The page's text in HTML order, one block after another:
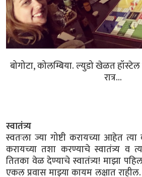
बोगोटा, कोलम्बिया. ल्युडो खेळत हॉस्टेल
रात्र...
स्वातंत्र्य
स्वतःला ज्या गोष्टी करायच्या आहेत
करायच्या तशा करण्याचे स्वातंत्र्य व
तितका वेळ देण्याचे स्वातंत्र्य! माझा पहिला
एकल प्रवास माझ्या कायम लक्षात